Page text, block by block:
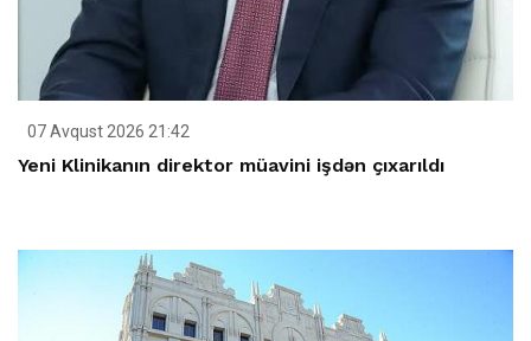
07 Avqust 2026 21:42
Yeni Klinikanın direktor müavini işdən çıxarıldı